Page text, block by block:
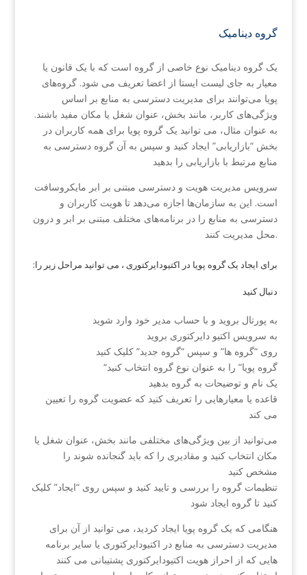
گروه دینامیک
یک گروه دینامیک نوع خاصی از گروه است که با یک قانون یا
معیار به جای لیست ایستا از اعضا تعریف می شود. گروه‌های
پویا می‌توانند برای مدیریت دسترسی به منابع بر اساس
ویژگی‌های کاربر، مانند بخش، عنوان شغل یا مکان مفید باشند.
به عنوان مثال، می توانید یک گروه پویا برای همه کاربران در
بخش “بازاریابی” ایجاد کنید و سپس به آن گروه دسترسی به
منابع مرتبط با بازاریابی را بدهید
است. این به سازمان‌ها اجازه می‌دهد تا هویت کاربران و
دسترسی به منابع را در برنامه‌های مختلف مبتنی بر ابر و درون
محل مدیریت کنند.
:برای ایجاد یک گروه پویا در اکتیودایرکتوری ، می توانید مراحل زیر را
دنبال کنید
به پورتال بروید و با حساب مدیر خود وارد شوید
به سرویس اکتیو دایرکتوری بروید
روی “گروه ها” و سپس “گروه جدید” کلیک کنید
“گروه پویا” را به عنوان نوع گروه انتخاب کنید
یک نام و توضیحات به گروه بدهید
قاعده یا معیارهایی را تعریف کنید که عضویت گروه را تعیین
می کند
می‌توانید از بین ویژگی‌های مختلفی مانند بخش، عنوان شغل یا
مکان انتخاب کنید و مقادیری را که باید گنجانده شوند را
مشخص کنید
تنظیمات گروه را بررسی و تایید کنید و سپس روی “ایجاد” کلیک
کنید تا گروه ایجاد شود
هنگامی که یک گروه پویا ایجاد کردید، می توانید از آن برای
مدیریت دسترسی به منابع در اکتیودایرکتوری یا سایر برنامه
هایی که از احراز هویت اکتیودایرکتوری پشتیبانی می کنند